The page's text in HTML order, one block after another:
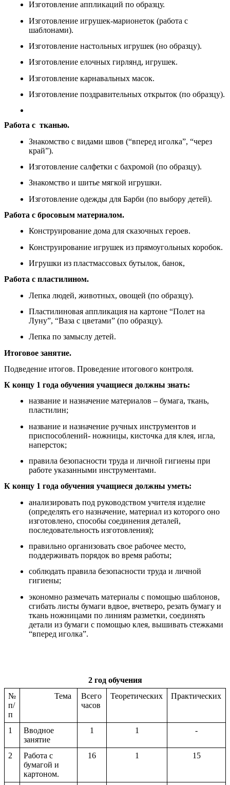
Изготовление аппликаций по образцу.
Изготовление игрушек-марионеток (работа с
шаблонами).
Изготовление настольных игрушек (но образцу).
Изготовление елочных гирлянд, игрушек.
Изготовление карнавальных масок.
Изготовление поздравительных открыток (по образцу).
Работа с тканью.
Знакомство с видами швов (“вперед иголка”, “через
край”).
Изготовление салфетки с бахромой (по образцу).
Знакомство и шитье мягкой игрушки.
Изготовление одежды для Барби (по выбору детей).
Работа с бросовым материалом.
Конструирование дома для сказочных героев.
Конструирование игрушек из прямоугольных коробок.
Игрушки из пластмассовых бутылок, банок,
Работа с пластилином.
Лепка людей, животных, овощей (по образцу).
Пластилиновая аппликация на картоне “Полет на
Луну”, “Ваза с цветами” (по образцу).
Лепка по замыслу детей.
Итоговое занятие.
Подведение итогов. Проведение итогового контроля.
К концу 1 года обучения учащиеся должны знать:
название и назначение материалов – бумага, ткань,
пластилин;
название и назначение ручных инструментов и
приспособлений- ножницы, кисточка для клея, игла,
наперсток;
правила безопасности труда и личной гигиены при
работе указанными инструментами.
К концу 1 года обучения учащиеся должны уметь:
анализировать под руководством учителя изделие
(определять его назначение, материал из которого оно
изготовлено, способы соединения деталей,
последовательность изготовления);
правильно организовать свое рабочее место,
поддерживать порядок во время работы;
соблюдать правила безопасности труда и личной
гигиены;
экономно размечать материалы с помощью шаблонов,
сгибать листы бумаги вдвое, вчетверо, резать бумагу и
ткань ножницами по линиям разметки, соединять
детали из бумаги с помощью клея, вышивать стежками
“вперед иголка”.
2 год обучения
№
п/
п
Тема
Всего
часов
Теоретических Практических
1
Вводное
занятие
1 1 -
2
Работа с
бумагой и
картоном.
16 1 15